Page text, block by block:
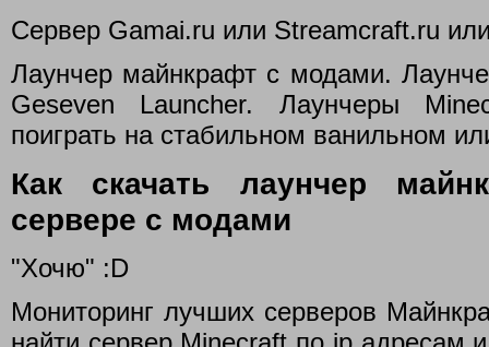
Сервер Gamai.ru или Streamcraft.ru
Лаунчер майнкрафт с модами.
Geseven Launcher. Лаунчеры
поиграть на стабильном ванильном
Как скачать лаунчер
сервере с модами
"Хочю" :D
Мониторинг лучших серверов